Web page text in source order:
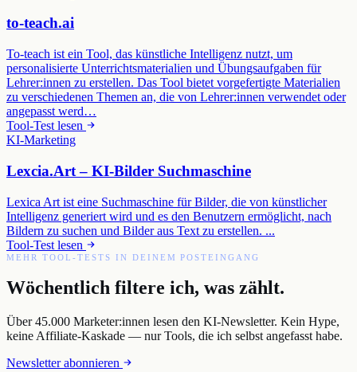
to-teach.ai
To-teach ist ein Tool, das künstliche Intelligenz nutzt, um
personalisierte Unterrichtsmaterialien und Übungsaufgaben für
Lehrer:innen zu erstellen. Das Tool bietet vorgefertigte Materialien
zu verschiedenen Themen an, die von Lehrer:innen verwendet oder
angepasst werd…
Tool-Test lesen
KI-Marketing
Lexcia.Art – KI-Bilder Suchmaschine
Lexica Art ist eine Suchmaschine für Bilder, die von künstlicher
Intelligenz generiert wird und es den Benutzern ermöglicht, nach
Bildern zu suchen und Bilder aus Text zu erstellen. ...
Tool-Test lesen
MEHR TOOL-TESTS IN DEINEM POSTEINGANG
Wöchentlich filtere ich, was zählt.
Über 45.000 Marketer:innen lesen den KI-Newsletter. Kein Hype,
keine Affiliate-Kaskade — nur Tools, die ich selbst angefasst habe.
Newsletter abonnieren